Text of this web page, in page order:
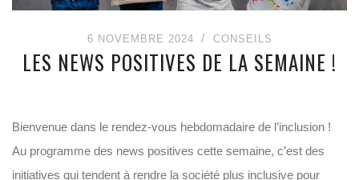
6 NOVEMBRE 2024 CONSEILS
LES NEWS POSITIVES DE LA SEMAINE !
Bienvenue dans le rendez-vous hebdomadaire de l’inclusion !
Au programme des news positives cette semaine, c’est des
initiatives qui tendent à rendre la société plus inclusive pour